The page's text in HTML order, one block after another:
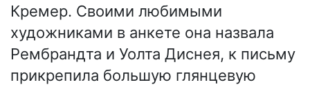
Кремер. Своими любимыми
художниками в анкете она назвала
Рембрандта и Уолта Диснея, к письму
прикрепила большую глянцевую